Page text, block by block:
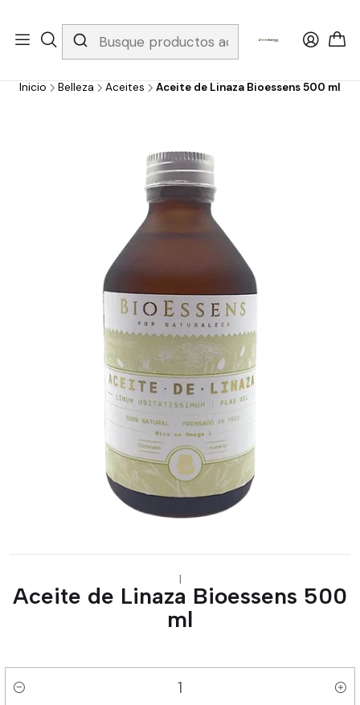
Whatsapp 3229079958/ Fijo 6019251796 / Envios a todo el país y
gratis apartir de 199.000!
Inicio Belleza Aceites Aceite de Linaza Bioessens 500 ml
|
Aceite de Linaza Bioessens 500
ml
Cantidad